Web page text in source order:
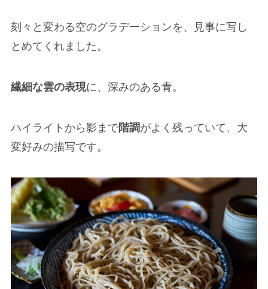
刻々と変わる空のグラデーションを、見事に写し
とめてくれました。
繊細な雲の表現に、深みのある青。
ハイライトから影まで階調がよく残っていて、大
変好みの描写です。